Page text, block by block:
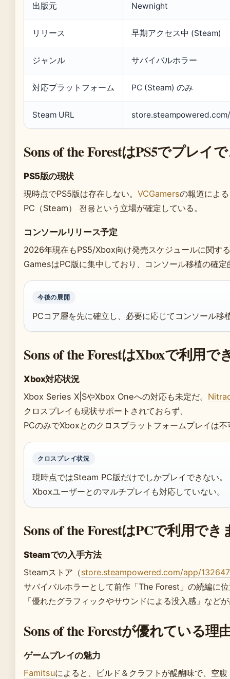
出版元 Newnight
リリース 早期アクセス中 (Steam)
ジャンル サバイバルホラー
対応プラットフォーム PC (Steam) のみ
Steam URL
Sons of the ForestはPS5でプレイ
PS5版の現状
現時点でPS5版は存在しない。 VCGamersの報道によ
PC（Steam） 전용という立場が確定している。
コンソールリリース予定
2026年現在もPS5/Xbox向け発売スケジュールに関す
GamesはPC版に集中しており、コンソール移植の確
今後の展開
PCコア層を先に確立し、必要に応じてコンソール
Sons of the ForestはXboxで利用で
Xbox対応状況
Xbox Series X|SやXbox Oneへの対応も未定だ。
クロスプレイも現状サポートされておらず、
PCのみでXboxとのクロスプラットフォームプレイは
クロスプレイ状況
現時点ではSteam PC版だけでしかプレイできない。
Xboxユーザーとのマルチプレイも対応していない。
Sons of the ForestはPCで利用で
Steamでの入手方法
Steamストア（store.steampowered.com/app/
サバイバルホラーとして前作「The Forest」の続編に
「優れたグラフィックやサウンドによる没入感」など
Sons of the Forestが優れている理
ゲームプレイの魅力
Famitsuによると、ビルド＆クラフトが醍醐味で、空腹